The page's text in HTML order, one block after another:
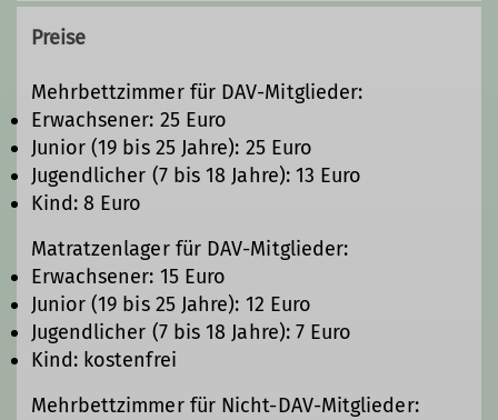
Preise
Mehrbettzimmer für DAV-Mitglieder:
Erwachsener: 25 Euro
Junior (19 bis 25 Jahre): 25 Euro
Jugendlicher (7 bis 18 Jahre): 13 Euro
Kind: 8 Euro
Matratzenlager für DAV-Mitglieder:
Erwachsener: 15 Euro
Junior (19 bis 25 Jahre): 12 Euro
Jugendlicher (7 bis 18 Jahre): 7 Euro
Kind: kostenfrei
Mehrbettzimmer für Nicht-DAV-Mitglieder: